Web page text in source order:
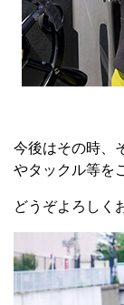
今後はその時、
やタックル等を
どうぞよろしく